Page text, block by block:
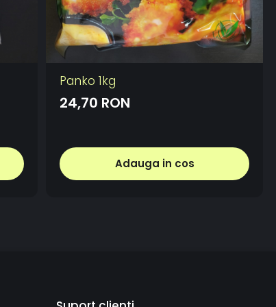
Panko 1kg
24,70 RON
Adauga in cos